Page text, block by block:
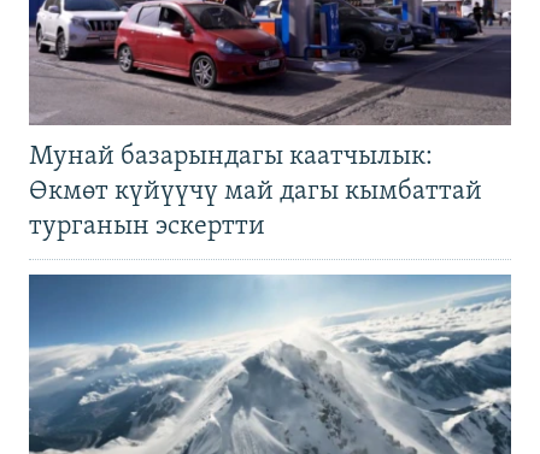
Мунай базарындагы каатчылык:
Өкмөт күйүүчү май дагы кымбаттай
турганын эскертти